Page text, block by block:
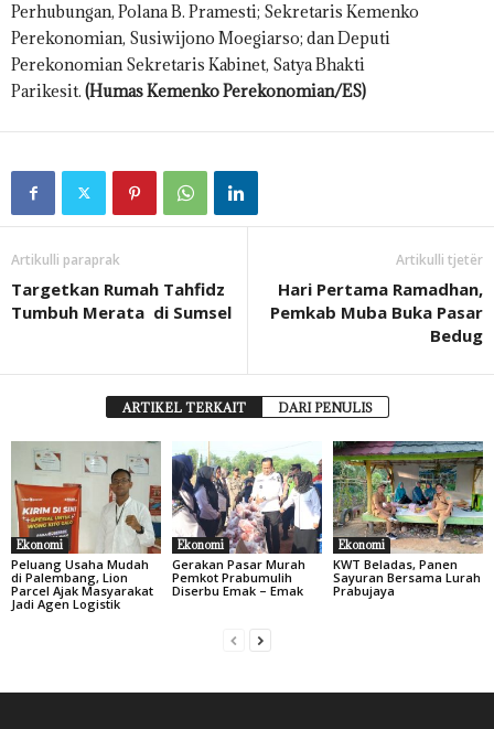
Perhubungan, Polana B. Pramesti; Sekretaris Kemenko
Perekonomian, Susiwijono Moegiarso; dan Deputi
Perekonomian Sekretaris Kabinet, Satya Bhakti
Parikesit. (Humas Kemenko Perekonomian/ES)
Artikulli paraprak
Targetkan Rumah Tahfidz
Tumbuh Merata di Sumsel
Artikulli tjetër
Hari Pertama Ramadhan,
Pemkab Muba Buka Pasar
Bedug
ARTIKEL TERKAIT DARI PENULIS
Ekonomi
Peluang Usaha Mudah
di Palembang, Lion
Parcel Ajak Masyarakat
Jadi Agen Logistik
Ekonomi
Gerakan Pasar Murah
Pemkot Prabumulih
Diserbu Emak – Emak
Ekonomi
KWT Beladas, Panen
Sayuran Bersama Lurah
Prabujaya